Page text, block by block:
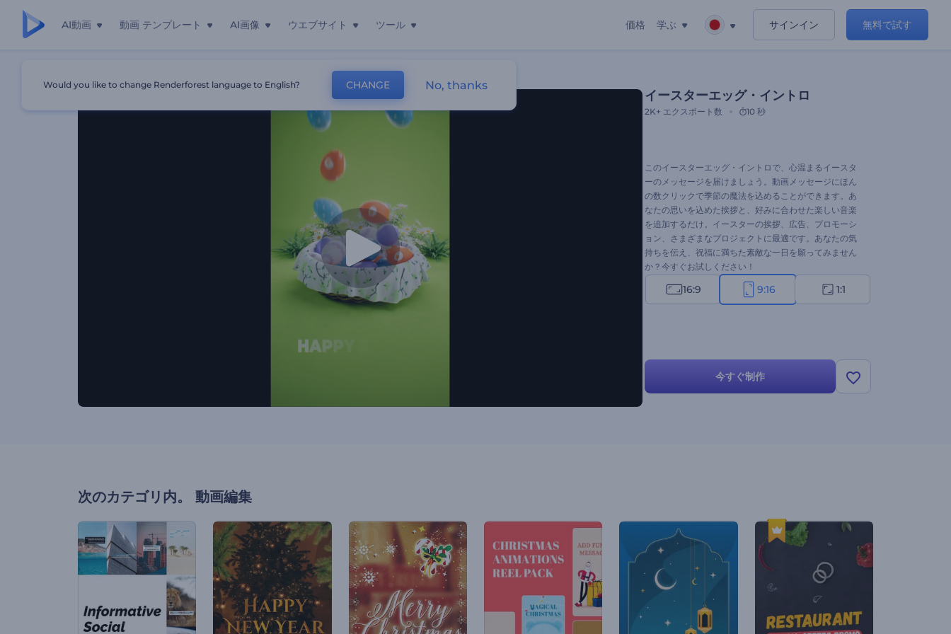
AI動画 動画 テンプレート AI画像 ウエブサイト ツール 価格 学ぶ サインイン 無料で試す
イースターエッグ・イントロ
2K+ エクスポート数 10 秒
このイースターエッグ・イントロで、心温まるイースタ
ーのメッセージを届けましょう。動画メッセージにほん
の数クリックで季節の魔法を込めることができます。あ
なたの思いを込めた挨拶と、好みに合わせた楽しい音楽
を追加するだけ。イースターの挨拶、広告、プロモーシ
ョン、さまざまなプロジェクトに最適です。あなたの気
持ちを伝え、祝福に満ちた素敵な一日を願ってみません
か？今すぐお試しください！
16:9 9:16 1:1
今すぐ制作
次のカテゴリ内。 動画編集
Would you like to change Renderforest language to English? CHANGE No, thanks